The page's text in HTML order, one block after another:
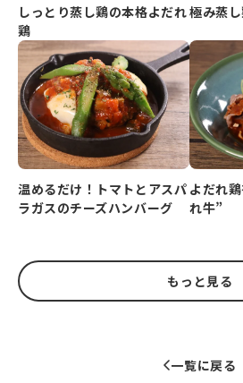
しっとり蒸し鶏の本格よだれ
鶏
極み蒸
温めるだけ！トマトとアスパ
ラガスのチーズハンバーグ
よだれ
れ牛”
もっと見る
一覧に戻る